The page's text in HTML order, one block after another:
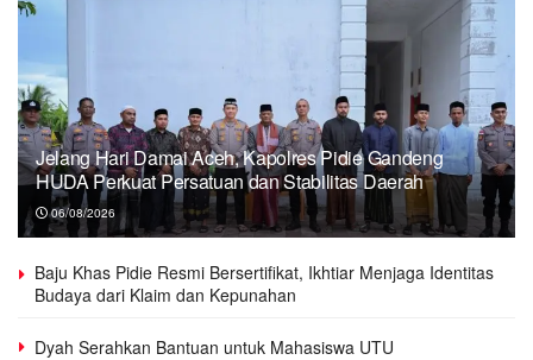
Jelang Hari Damai Aceh, Kapolres Pidie Gandeng
HUDA Perkuat Persatuan dan Stabilitas Daerah
06/08/2026
Baju Khas Pidie Resmi Bersertifikat, Ikhtiar Menjaga Identitas
Budaya dari Klaim dan Kepunahan
Dyah Serahkan Bantuan untuk Mahasiswa UTU